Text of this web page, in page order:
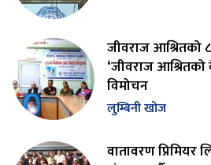
जीवराज आश्रितको
‘जीवराज
विमोचन
लुम्बिनी खोज
वातावरण प्रिमियर